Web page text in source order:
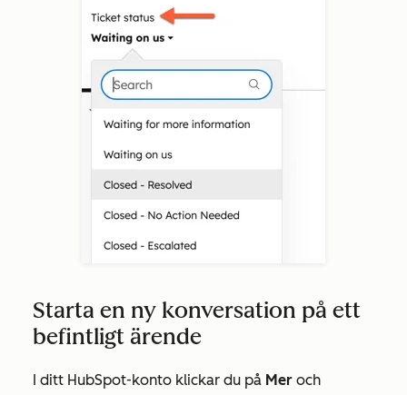
Starta en ny konversation på ett
befintligt ärende
I ditt HubSpot-konto klickar du på Mer och